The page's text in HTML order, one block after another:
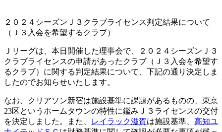
２０２４シーズンＪ３クラブライセンス判定結果について
（Ｊ３入会を希望するクラブ）
Ｊリーグは、本日開催した理事会で、２０２４シーズンＪ３
クラブライセンスの申請があったクラブ（Ｊ３入会を希望す
るクラブ）に関する判定結果について、下記の通り決定しま
したのでお知らせいたします。
なお、クリアソン新宿は施設基準に課題があるものの、東京
23区というホームタウンの特性に鑑みＪ３ライセンスの交付
を決定しました。また、
レイラック滋賀は施設基準、 高知ユ